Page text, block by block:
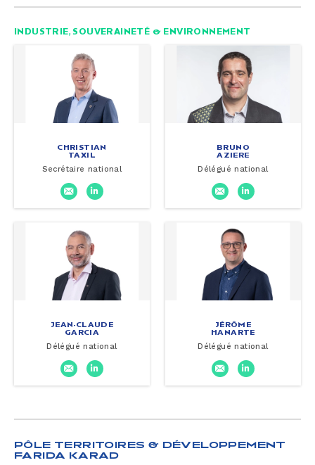
INDUSTRIE, SOUVERAINETÉ & ENVIRONNEMENT
CHRISTIAN
TAXIL
Secrétaire national
BRUNO
AZIERE
Délégué national
JEAN-CLAUDE
GARCIA
Délégué national
JÉRÔME
HANARTE
Délégué national
PÔLE TERRITOIRES & DÉVELOPPEMENT
FARIDA KARAD